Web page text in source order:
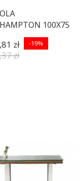
100X75
KREMOWA
zł -19%
zł